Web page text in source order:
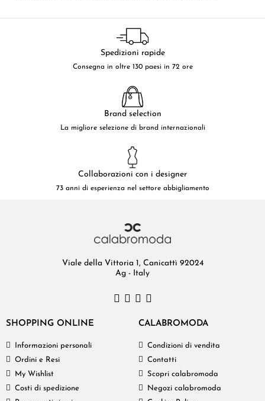
Spedizioni rapide
Consegna in oltre 130 paesi in 72 ore
Brand selection
La migliore selezione di brand internazionali
Collaborazioni con i designer
73 anni di esperienza nel settore abbigliamento
Viale della Vittoria 1, Canicattì 92024
Ag - Italy
SHOPPING ONLINE
Informazioni personali
Ordini e Resi
My Wishlist
Costi di spedizione
CALABROMODA
Condizioni di vendita
Contatti
Scopri calabromoda
Negozi calabromoda